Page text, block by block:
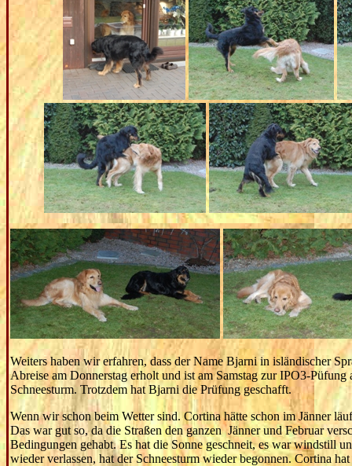
Weiters haben wir erfahren, dass der Name Bjarni in isländischer
Abreise am Donnerstag erholt und ist am Samstag zur IPO3-
Schneesturm. Trotzdem hat Bjarni die Prüfung geschafft.
Wenn wir schon beim Wetter sind. Cortina hätte schon im Jänner
Das war gut so, da die Straßen den ganzen Jänner und Februar
Bedingungen gehabt. Es hat die Sonne geschneit, es war windstill
wieder verlassen, hat der Schneesturm wieder begonnen. Cortina